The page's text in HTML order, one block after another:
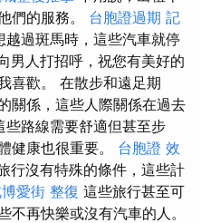
們的服務。 台胞證過期 記
越過斑馬時，這些汽車就停
男人打招呼，祝您有美好的
喜歡。 在散步和遠足期
關係，這些人際關係在過去
些路線需要舒適但甚至步
健康也很重要。 台胞證 效
行沒有特殊的條件，這些計
愛街 整復 這些旅行甚至可
不再快樂或沒有汽車的人。